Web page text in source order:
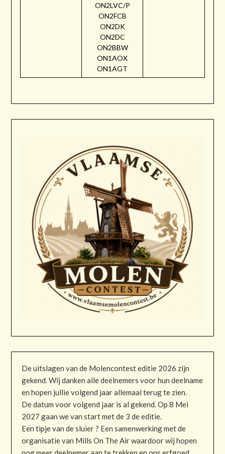
ON2LVC/P
ON2FCB
ON2DK
ON2DC
ON2BBW
ON1AOX
ON1AGT
De uitslagen van de Molencontest editie 2026 zijn
gekend. Wij danken alle deelnemers voor hun deelname
en hopen jullie volgend jaar allemaal terug te zien.
De datum voor volgend jaar is al gekend. Op 8 Mei
2027 gaan we van start met de 3 de editie.
Een tipje van de sluier ? Een samenwerking met de
organisatie van Mills On The Air waardoor wij hopen